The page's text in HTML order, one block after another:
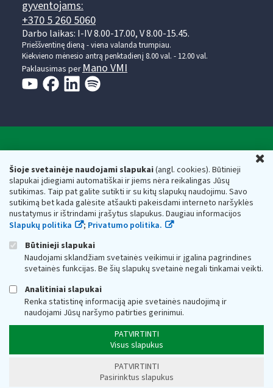
Šioje svetainėje naudojami slapukai(angl. cookies). Būtinieji
slapukai įdiegiami automatiškai ir jiems nėra reikalingas Jūsų
sutikimas. Taip pat galite sutikti ir su kitų slapukų naudojimu. Savo
sutikimą bet kada galėsite atšaukti pakeisdami interneto naršyklės
nustatymus ir ištrindami įrašytus slapukus. Daugiau informacijos
Slapukų politika
; Privatumo politika.
Būtinieji slapukai
Naudojami sklandžiam svetainės veikimui ir įgalina pagrindines
svetainės funkcijas. Be šių slapukų svetainė negali tinkamai veikti.
Analitiniai slapukai
Renka statistinę informaciją apie svetainės naudojimą ir
naudojami Jūsų naršymo patirties gerinimui.
PATVIRTINTI
Visus slapukus
PATVIRTINTI
Pasirinktus slapukus
gyventojams:
+370 5 260 5060
Darbo laikas: I-IV 8.00-17.00, V 8.00-15.45.
Prieššventinę dieną - viena valanda trumpiau.
Kiekvieno mėnesio antrą penktadienį 8.00 val. - 12.00 val.
Paklausimas per Mano VMI
Respublikos finansų ministerijos
Biudžetinė įstaiga. Juridinio asmens kodas — 188659752,
adresas: Vasario 16-osios g. 14, 01107 Vilnius, Lietuva, el.paštas:
vmi@vmi.lt, E. pristatymo dėžutės adresas 188659752
Duomenys apie Valstybinę mokesčių inspekciją prie Lietuvos
Respublikos finansų ministerijos kaupiami ir saugomi Juridinių